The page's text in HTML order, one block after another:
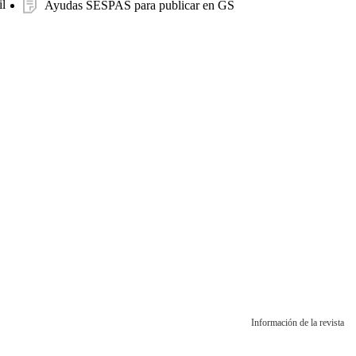
Ayudas SESPAS para publicar en GS
Información de la revista